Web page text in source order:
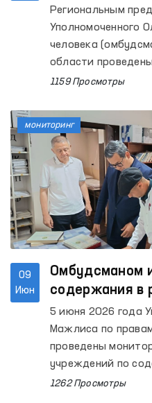
очередные
Региональным
Уполномоченного
человека
области
Центр
области,
социальной
временного
внутренних дел
также городов
Нурабадский и
пункты оказания
находящимся в
филиал
медицинского
по
дома-интернаты
районе.
1159 Просмотры
09
Июн
Омбудсманом
содержания в
Ферганской
5 июня 2026 года
Мажлиса по
проведены
учреждений по
ограниченной
1262 Просмотры
мониторинг